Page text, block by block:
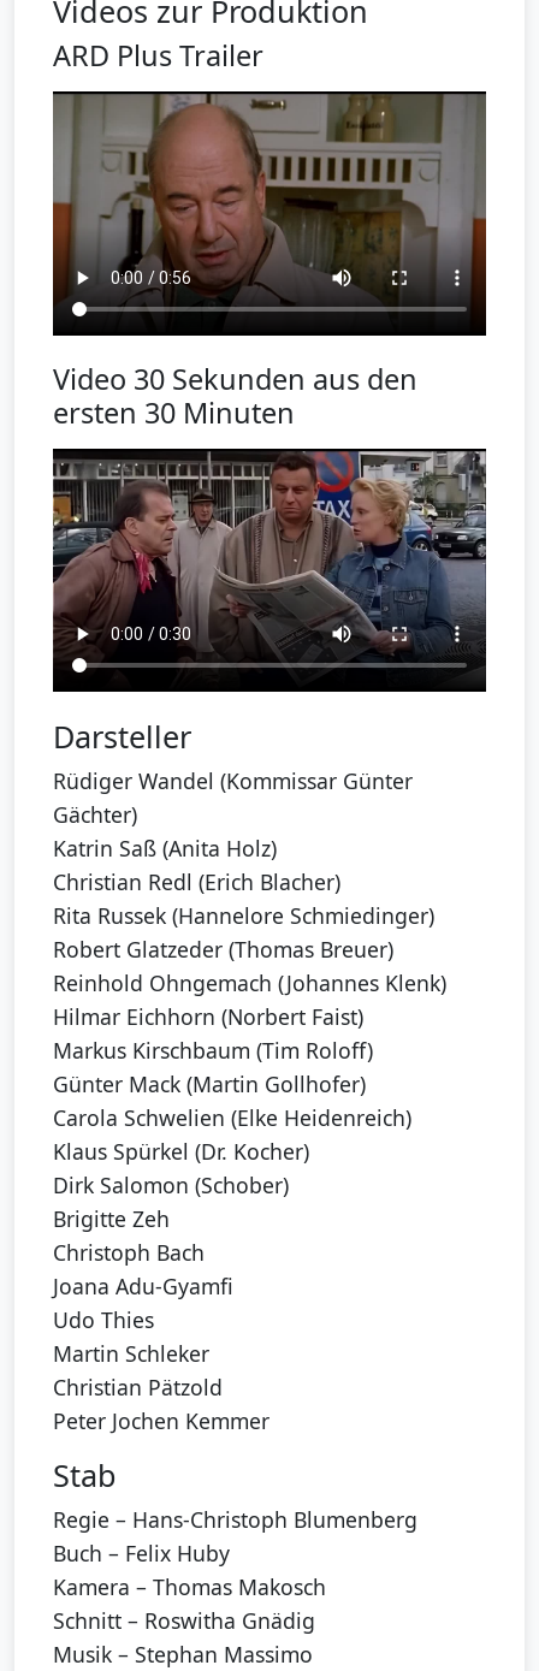
Videos zur Produktion
ARD Plus Trailer
Video 30 Sekunden aus den
ersten 30 Minuten
Darsteller
Rüdiger Wandel (Kommissar Günter
Gächter)
Katrin Saß (Anita Holz)
Christian Redl (Erich Blacher)
Rita Russek (Hannelore Schmiedinger)
Robert Glatzeder (Thomas Breuer)
Reinhold Ohngemach (Johannes Klenk)
Hilmar Eichhorn (Norbert Faist)
Markus Kirschbaum (Tim Roloff)
Günter Mack (Martin Gollhofer)
Carola Schwelien (Elke Heidenreich)
Klaus Spürkel (Dr. Kocher)
Dirk Salomon (Schober)
Brigitte Zeh
Christoph Bach
Joana Adu-Gyamfi
Udo Thies
Martin Schleker
Christian Pätzold
Peter Jochen Kemmer
Stab
Regie – Hans-Christoph Blumenberg
Buch – Felix Huby
Kamera – Thomas Makosch
Schnitt – Roswitha Gnädig
Musik – Stephan Massimo